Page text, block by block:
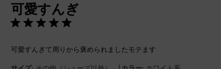
可愛すんぎ
可愛すんぎて周りから褒められましたモテます